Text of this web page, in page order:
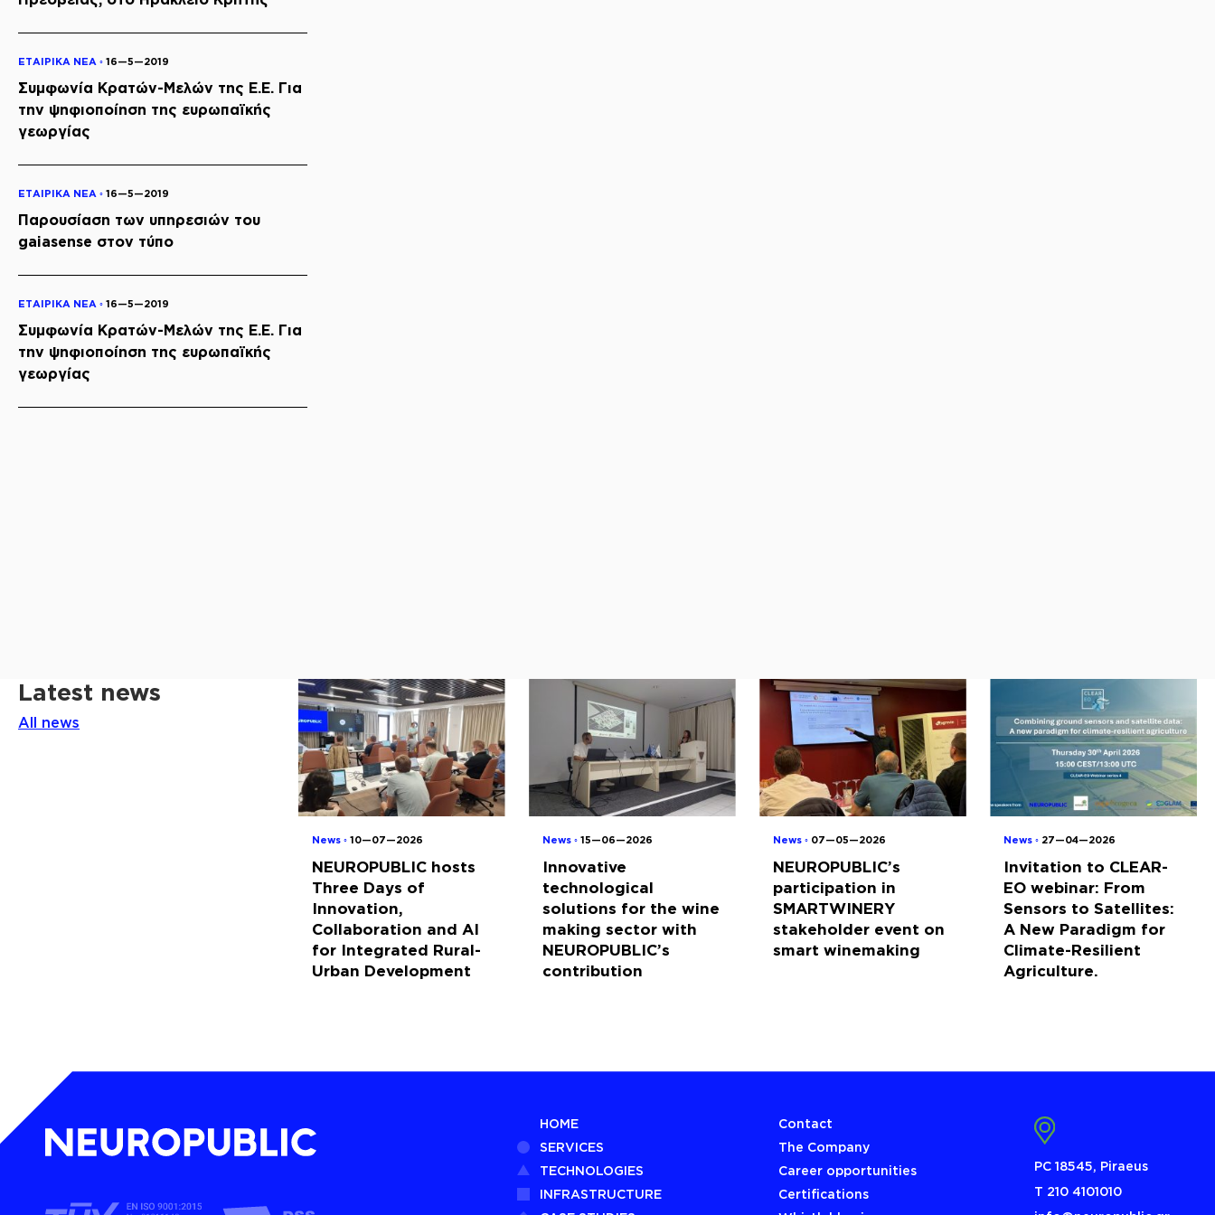
ΕΤΑΙΡΙΚΑ ΝΕΑ ◦ 16—5—2019
Συμφωνία Κρατών-Μελών της Ε.Ε. Για
την ψηφιοποίηση της ευρωπαϊκής
γεωργίας
ΕΤΑΙΡΙΚΑ ΝΕΑ ◦ 16—5—2019
Παρουσίαση των υπηρεσιών του
gaiasense στον τύπο
ΕΤΑΙΡΙΚΑ ΝΕΑ ◦ 16—5—2019
Συμφωνία Κρατών-Μελών της Ε.Ε. Για
την ψηφιοποίηση της ευρωπαϊκής
γεωργίας
Latest news
All news
News ◦ 10—07—2026
NEUROPUBLIC hosts
Three Days of
Innovation,
Collaboration and AI
for Integrated Rural-
Urban Development
News ◦15—06—2026
Innovative
technological
solutions for the wine
making sector with
NEUROPUBLIC’s
contribution
News ◦ 07—05—2026
NEUROPUBLIC’s
participation in
SMARTWINERY
stakeholder event on
smart winemaking
News ◦ 27—04—2026
Invitation to CLEAR-
EO webinar: From
Sensors to Satellites:
A New Paradigm for
Climate-Resilient
Agriculture.
HOME
SERVICES
TECHNOLOGIES
INFRASTRUCTURE
Contact
The Company
Career opportunities
Certifications
PC 18545, Piraeus
Τ 210 4101010